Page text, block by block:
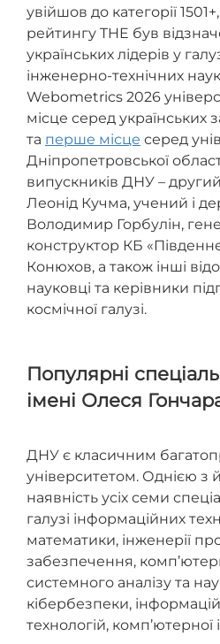
увійшов до категорії
рейтингу THE був
українських лідерів у
інженерно-технічних
Webometrics 2026
місце серед українських
та перше місце серед
Дніпропетровської
випускників ДНУ –
Леонід Кучма, учений і
Володимир Горбулін,
конструктор КБ
Конюхов, а також інші
науковці та керівники
космічної галузі.
Популярні
імені Олеся
ДНУ є класичним
університетом. Однією з
наявність усіх семи
галузі інформаційних
математики, інженерії
забезпечення,
системного аналізу та
кібербезпеки,
технологій, комп’ютерної